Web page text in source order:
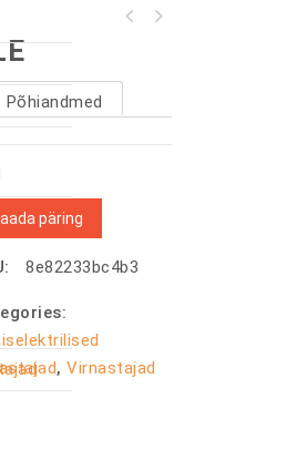
Põhiandmed
päring
8e82233bc4b3
,Virnastajad